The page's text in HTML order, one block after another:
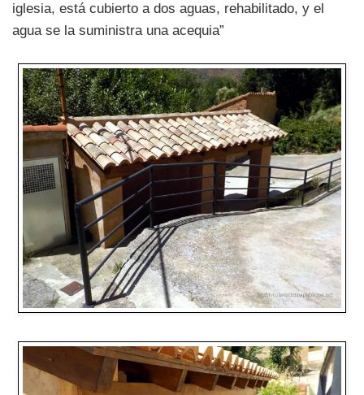
iglesia, está cubierto a dos aguas, rehabilitado, y el
agua se la suministra una acequia”